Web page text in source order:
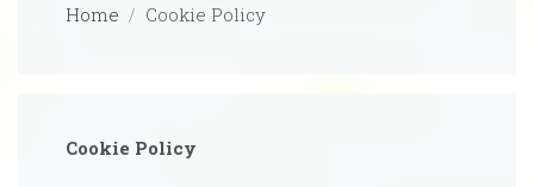
Home Cookie Policy
Cookie Policy